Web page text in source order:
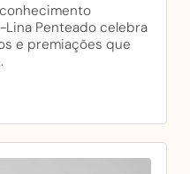
Lina Penteado celebra
e premiações que